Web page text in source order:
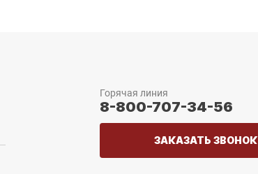
Горячая линия
8-800-707-34-56
ЗАКАЗАТЬ ЗВОНОК